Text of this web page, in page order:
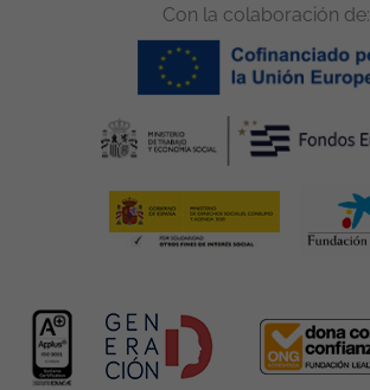
Con la colaboración de: